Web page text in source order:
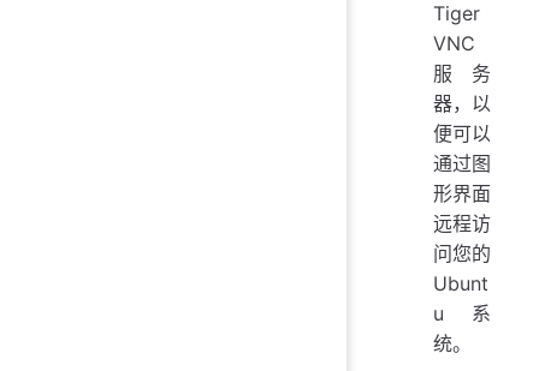
Tiger
VNC
服务
器，以
便可以
通过图
形界面
远程访
问您的
Ubunt
u 系
统。